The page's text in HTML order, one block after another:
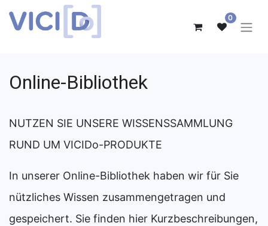
0
Online-Bibliothek
NUTZEN SIE UNSERE WISSENSSAMMLUNG
RUND UM VICIDo-PRODUKTE
In unserer Online-Bibliothek haben wir für Sie
nützliches Wissen zusammengetragen und
gespeichert. Sie finden hier Kurzbeschreibungen,